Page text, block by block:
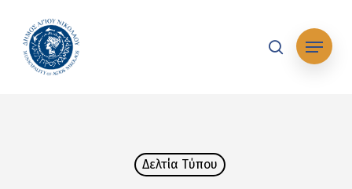
main
content
searchΜενού
Δελτία Tύπου